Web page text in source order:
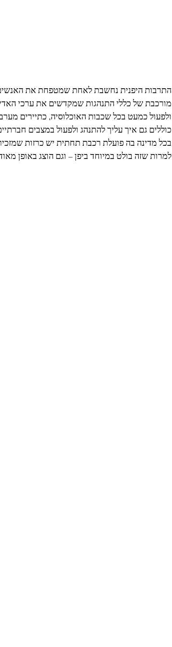
התרבות היפנית נחשבת לאחת שמטפחת את
מורכבת של כללי התנהגות שמקדשים את ערכי
ולפעול כמעט בכל שכבות האוכלוסיה, כתיירים
כוללים גם איך עליך להתנהג ולפעול במצבים
בכל מדינה בה פועלת רכבת תחתית יש כרזות
למרות שזה בולט במיוחד ביפן – וגם הוצג באופן מאוד